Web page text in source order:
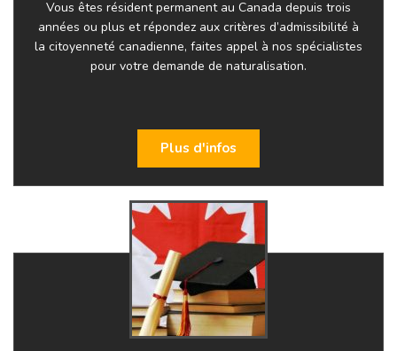
Vous êtes résident permanent au Canada depuis trois
années ou plus et répondez aux critères d’admissibilité à
la citoyenneté canadienne, faites appel à nos spécialistes
pour votre demande de naturalisation.
Plus d'infos